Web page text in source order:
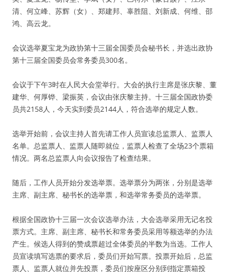
清、何立峰、苏辉（女）、郑建邦、辜胜阻、刘新成、何维、邵
鸿、高云龙。
会议选举夏宝龙为政协第十三届全国委员会秘书长，并选出政协
第十三届全国委员会常务委员300名。
会议于下午3时在人民大会堂举行。大会的执行主席是张庆黎、董
建华、何厚铧、梁振英，会议由张庆黎主持。十三届全国政协委
员共2158人，今天实到委员2144人，符合选举的规定人数。
选举开始前，会议主持人首先请工作人员宣读总监票人、监票人
名单。总监票人、监票人随即就位，监票人检查了全场23个票箱
情况。两名总监票人向会议报告了检查结果。
随后，工作人员开始分发选举票。选举票分为两张，分别是选举
主席、副主席、秘书长的选举票，和选举常务委员的选举票。
根据全国政协十三届一次会议选举办法，大会选举采用无记名投
票方式。主席、副主席、秘书长和常务委员采用等额选举的办法
产生。候选人得到的赞成票超过全体委员的半数为当选。工作人
员宣读填写选票的要求后，委员们开始写票。投票开始后，总监
票人、监票人就位并先投票，委员们按座区分别到指定票箱投